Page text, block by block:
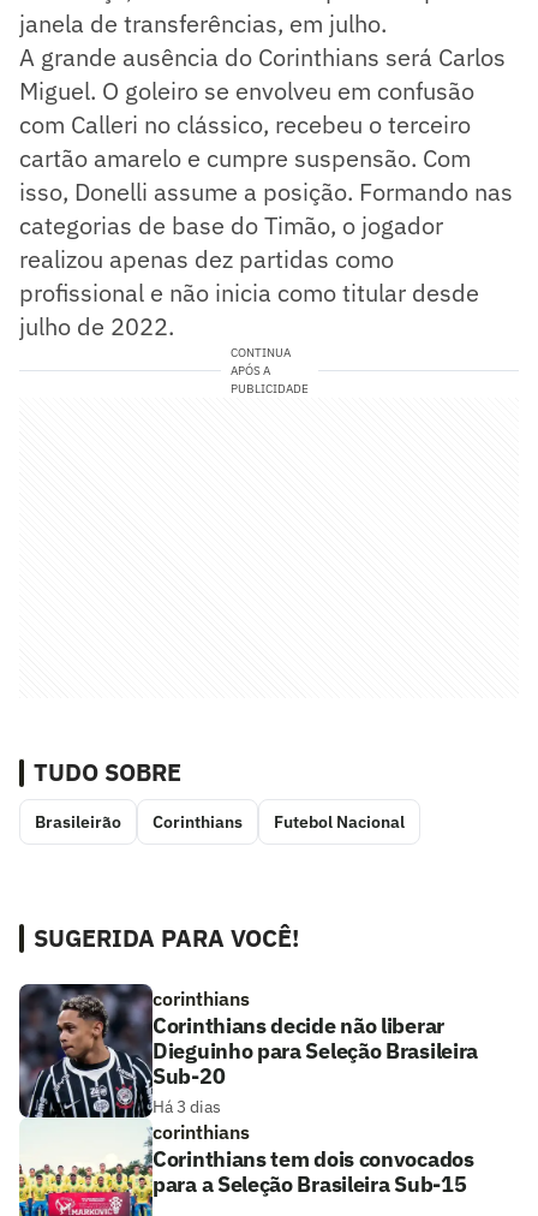
janela de transferências, em julho.
A grande ausência do Corinthians será Carlos
Miguel. O goleiro se envolveu em confusão
com Calleri no clássico, recebeu o terceiro
cartão amarelo e cumpre suspensão. Com
isso, Donelli assume a posição. Formando nas
categorias de base do Timão, o jogador
realizou apenas dez partidas como
profissional e não inicia como titular desde
julho de 2022.
CONTINUA
APÓS A
PUBLICIDADE
TUDO SOBRE
Brasileirão Corinthians Futebol Nacional
SUGERIDA PARA VOCÊ!
corinthians
Corinthians decide não liberar
Dieguinho para Seleção Brasileira
Sub-20
Há 3 dias
corinthians
Corinthians tem dois convocados
para a Seleção Brasileira Sub-15